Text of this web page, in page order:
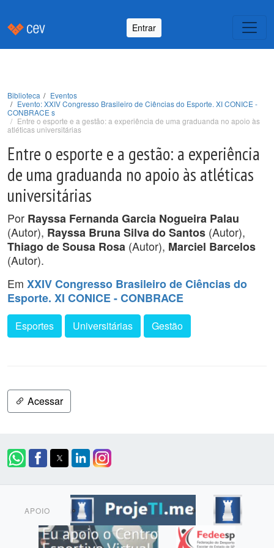
Entrar
Biblioteca
Eventos
Evento: XXIV Congresso Brasileiro de Ciências do Esporte. XI CONICE -
CONBRACE s
Entre o esporte e a gestão: a experiência de uma graduanda no apoio às
atléticas universitárias
Entre o esporte e a gestão: a experiência
de uma graduanda no apoio às atléticas
universitárias
Por Rayssa Fernanda Garcia Nogueira Palau
(Autor), Rayssa Bruna Silva do Santos (Autor),
Thiago de Sousa Rosa (Autor), Marciel Barcelos
(Autor).
Em XXIV Congresso Brasileiro de Ciências do
Esporte. XI CONICE - CONBRACE
Esportes Universitárias Gestão
Acessar
APOIO